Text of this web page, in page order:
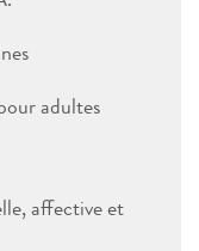
adultes
affective et